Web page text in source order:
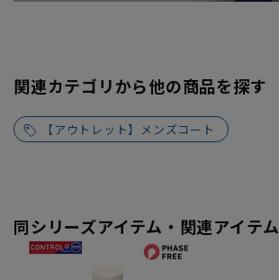
関連カテゴリから他の商品を探す
【アウトレット】メンズコート
同シリーズアイテム・関連アイテム